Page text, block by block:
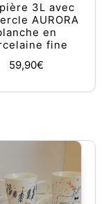
3L avec
AURORA
en
fine
59,90€